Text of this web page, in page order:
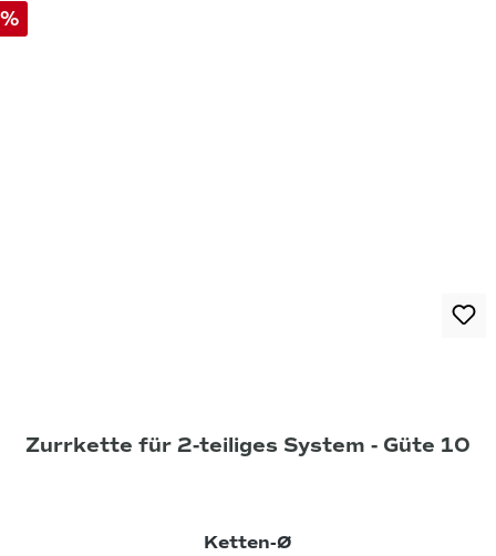
%
Zurrkette für 2-teiliges System - Güte 10
Ketten-Ø